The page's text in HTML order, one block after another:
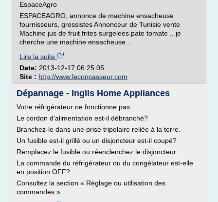
EspaceAgro
ESPACEAGRO, annonce de machine ensacheuse
fournisseurs, grossistes Annonceur de Tunisie vente
Machine jus de fruit frites surgelees pate tomate .. je
cherche une machine ensacheuse...
Lire la suite
Date: 2013-12-17 06:25:05
Site : http://www.leconcasseur.com
Dépannage - Inglis Home Appliances
Votre réfrigérateur ne fonctionne pas.
Le cordon d'alimentation est-il débranché?
Branchez-le dans une prise tripolaire reliée à la terre.
Un fusible est-il grillé ou un disjoncteur est-il coupé?
Remplacez le fusible ou réenclenchez le disjoncteur.
La commande du réfrigérateur ou du congélateur est-elle
en position OFF?
Consultez la section « Réglage ou utilisation des
commandes »...